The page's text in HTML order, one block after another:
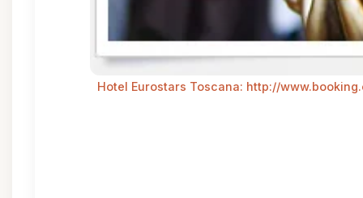
Hotel Eurostars Toscana: http://